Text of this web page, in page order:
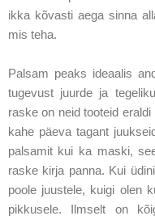
ikka kõvasti aega sinna
mis teha.
Palsam peaks ideaalis
tugevust juurde ja
raske on neid tooteid
kahe päeva tagant
palsamit kui ka maski,
raske kirja panna. Kui
poole juustele, kuigi olen
pikkusele. Ilmselt on